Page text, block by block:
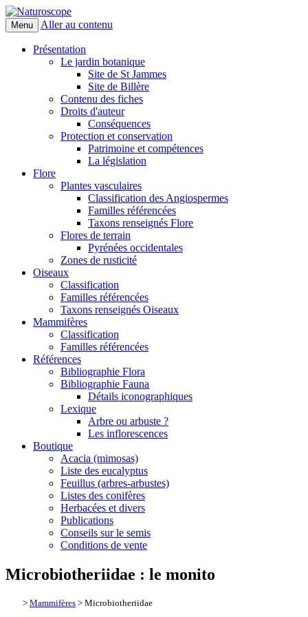
Naturoscope
Menu Aller au contenu
Présentation
Le jardin botanique
Site de St Jammes
Site de Billère
Contenu des fiches
Droits d'auteur
Conséquences
Protection et conservation
Patrimoine et compétences
La législation
Flore
Plantes vasculaires
Classification des Angiospermes
Familles référencées
Taxons renseignés Flore
Flores de terrain
Pyrénées occidentales
Zones de rusticité
Oiseaux
Classification
Familles référencées
Taxons renseignés Oiseaux
Mammifères
Classification
Familles référencées
Références
Bibliographie Flora
Bibliographie Fauna
Détails iconographiques
Lexique
Arbre ou arbuste ?
Les inflorescences
Boutique
Acacia (mimosas)
Liste des eucalyptus
Feuillus (arbres-arbustes)
Listes des conifères
Herbacées et divers
Publications
Conseils sur le semis
Conditions de vente
Microbiotheriidae : le monito
> Mammifères > Microbiotheriidae